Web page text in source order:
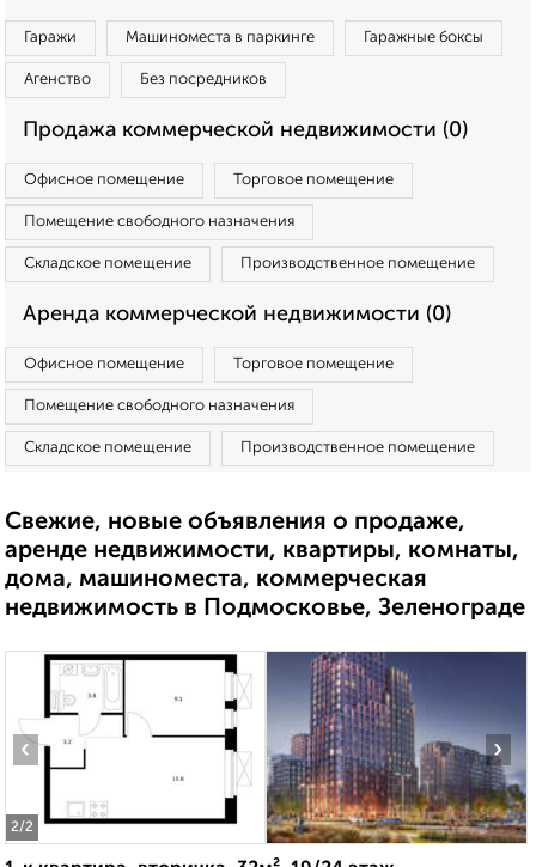
Гаражи Машиноместа в паркинге Гаражные боксы
Агенство Без посредников
Продажа коммерческой недвижимости (0)
Офисное помещение Торговое помещение
Помещение свободного назначения
Складское помещение Производственное помещение
Аренда коммерческой недвижимости (0)
Офисное помещение Торговое помещение
Помещение свободного назначения
Складское помещение Производственное помещение
Свежие, новые объявления о продаже,
аренде недвижимости, квартиры, комнаты,
дома, машиноместа, коммерческая
недвижимость в Подмосковье, Зеленограде
2/2
‹ ›